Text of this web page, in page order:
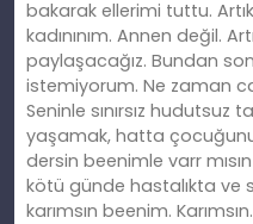
bakarak ellerimi tuttu.
kadınınım. Annen değil.
paylaşacağız. Bundan
istemiyorum. Ne zaman
Seninle sınırsız hudutsuz
yaşamak, hatta
dersin beenimle varr
kötü günde hastalıkta ve
karımsın beenim. Karımsın.